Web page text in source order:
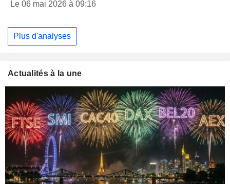
Le 06 mai 2026 à 09:16
Plus d'analyses
Actualités à la une